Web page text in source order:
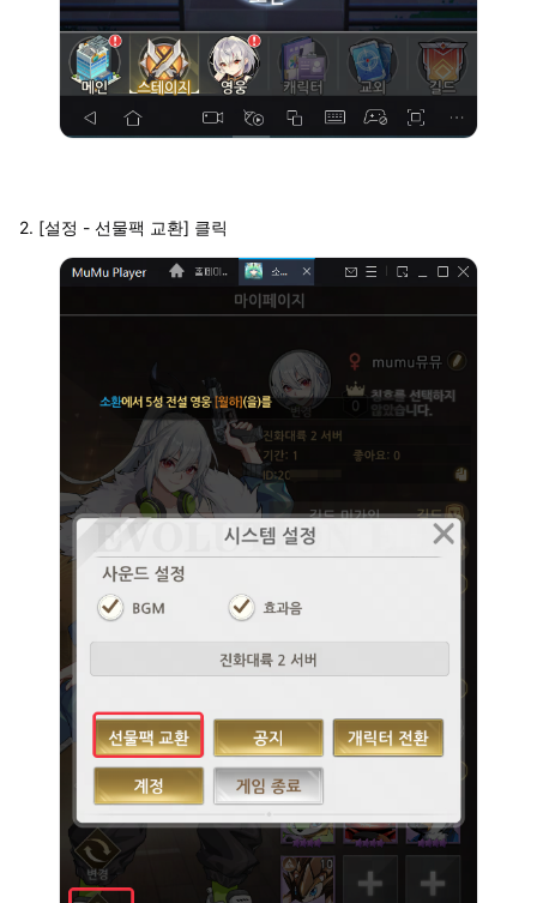
2. [설정 - 선물팩 교환] 클릭